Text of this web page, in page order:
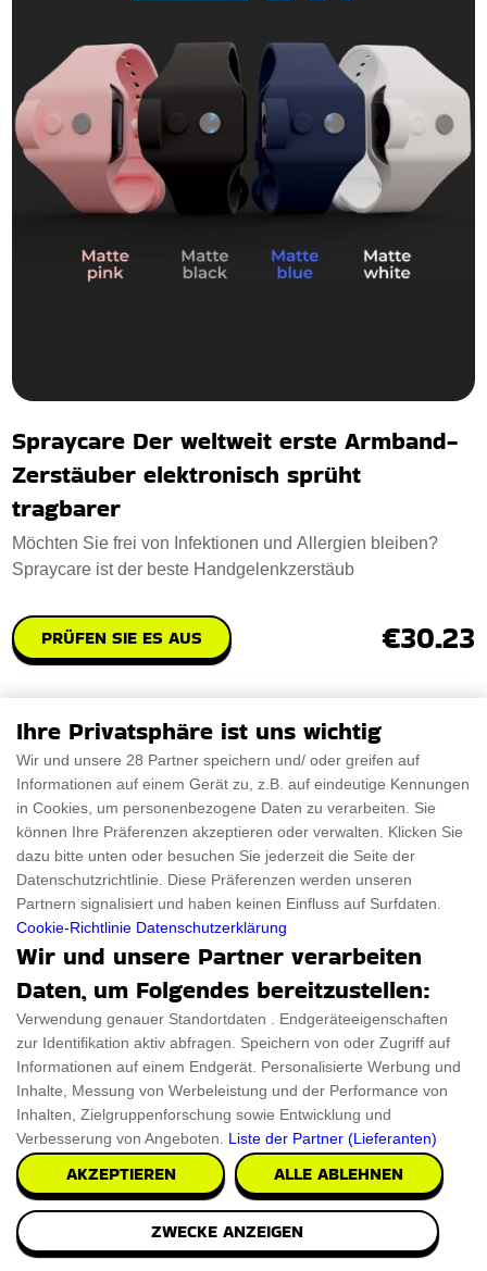
Spraycare Der weltweit erste Armband-
Zerstäuber elektronisch sprüht
tragbarer
Möchten Sie frei von Infektionen und Allergien bleiben?
Spraycare ist der beste Handgelenkzerstäub
PRÜFEN SIE ES AUS €30.23
Maßgeschneiderter Schwarzer Anzug
Machen Sie Ihren Hund dienen einige Stil-Ikone fühlt sich
mit diesem Maßgeschneiderte schwarzen An
PRÜFEN SIE ES AUS €82.47
Ihre Privatsphäre ist uns wichtig
Wir und unsere 28 Partner speichern und/ oder greifen auf
Informationen auf einem Gerät zu, z.B. auf eindeutige Kennungen
in Cookies, um personenbezogene Daten zu verarbeiten. Sie
können Ihre Präferenzen akzeptieren oder verwalten. Klicken Sie
dazu bitte unten oder besuchen Sie jederzeit die Seite der
Datenschutzrichtlinie. Diese Präferenzen werden unseren
Partnern signalisiert und haben keinen Einfluss auf Surfdaten.
Cookie-Richtlinie Datenschutzerklärung
Wir und unsere Partner verarbeiten
Daten, um Folgendes bereitzustellen:
Verwendung genauer Standortdaten . Endgeräteeigenschaften
zur Identifikation aktiv abfragen. Speichern von oder Zugriff auf
Informationen auf einem Endgerät. Personalisierte Werbung und
Inhalte, Messung von Werbeleistung und der Performance von
Inhalten, Zielgruppenforschung sowie Entwicklung und
Verbesserung von Angeboten. Liste der Partner (Lieferanten)
AKZEPTIEREN ALLE ABLEHNEN
ZWECKE ANZEIGEN